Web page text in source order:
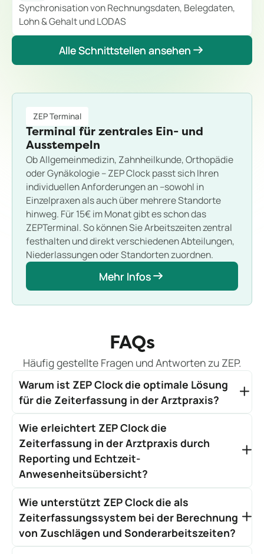
Synchronisation von Rechnungsdaten, Belegdaten,
Lohn & Gehalt und LODAS
Alle Schnittstellen ansehen
Alle Schnittstellen ansehen
ZEP Terminal
Terminal für zentrales Ein- und
Ausstempeln
Ob Allgemeinmedizin, Zahnheilkunde, Orthopädie
oder Gynäkologie – ZEP Clock passt sich Ihren
individuellen Anforderungen an –sowohl in
Einzelpraxen als auch über mehrere Standorte
hinweg. Für 15€ im Monat gibt es schon das
ZEPTerminal. So können Sie Arbeitszeiten zentral
festhalten und direkt verschiedenen Abteilungen,
Niederlassungen oder Standorten zuordnen.
Mehr Infos
Mehr Infos
FAQs
Häufig gestellte Fragen und Antworten zu ZEP.
Warum ist ZEP Clock die optimale Lösung
für die Zeiterfassung in der Arztpraxis?
Mit ZEP Clock profitieren Arztpraxen von einer
rechtskonformen, flexiblen und einfachen
Zeiterfassung. Ob Arbeitszeiten, Pausenzeiten,
Zuschläge oder Abwesenheiten – ZEP Clock hilft, den
Arbeitsalltag effizienter zu gestalten und bietet eine
maßgeschneiderte Lösung für die Zeiterfassung in
Arztpraxen.
Wie erleichtert ZEP Clock die
Zeiterfassung in der Arztpraxis durch
Reporting und Echtzeit-
Anwesenheitsübersicht?
ZEP Clock erstellt automatisierte Berichte, die sich
ideal für die Lohnabrechnung oder interne Analysen
in Ihrer Arztpraxis eignen. Mit der Echtzeit-
Anwesenheitsübersicht behalten Sie stets den
Überblick über anwesende und abwesende
Wie unterstützt ZEP Clock die als
Zeiterfassungssystem bei der Berechnung
von Zuschlägen und Sonderarbeitszeiten?
Die Zeiterfassung wird durch ZEP Clock erheblich